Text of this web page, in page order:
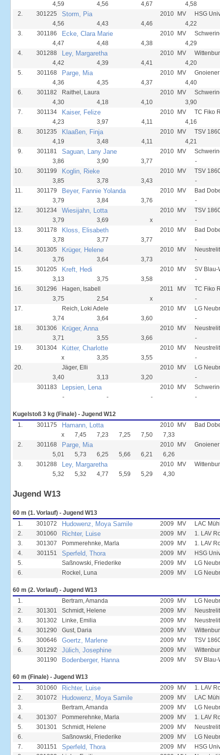
4,59
4,56 4,67
4,58
2.
301225 Storm, Pia 2010 MV
HSG
4,56
4,43 4,46
4,22
3.
301186 Ecke, Clara Marie 2010 MV
4,47
4,48 4,38
4,29
4.
301288 Ley, Margaretha 2010 MV
4,42
4,39 4,41
4,20
5.
301168 Parge, Mia 2010 MV
4,36
4,35 4,37
4,40
6.
301182 Raithel, Laura 2010 MV
4,30
4,18 4,10
3,90
7.
301134 Kaiser, Felize 2010 MV
TC Fiko
4,23
3,97 4,11
4,16
8.
301235 Klaaßen, Finja 2010 MV
TSV
4,19
3,48 4,11
4,21
9.
301181 Saguan, Lany Jane 2010 MV
3,86
3,90 3,77
-
10.
301199 Koglin, Rieke 2010 MV
TSV
3,85
3,78 3,43
-
11.
301179 Beyer, Fannie Yolanda 2010 MV
Bad
3,79
3,84 3,76
-
12.
301234 Wiesijahn, Lotta 2010 MV
TSV
3,79
3,69 x
-
13.
301178 Kloss, Elisabeth 2010 MV
Bad
3,78
3,77 3,77
-
14.
301305 Krüger, Helene 2010 MV
3,76
3,64 3,73
-
15.
301205 Kreft, Hedi 2010 MV
SV Blau-
3,13
3,75 3,58
-
16.
301296 Hagen, Isabell 2011 MV
TC Fiko
3,75
2,54 x
-
17.
Reich, Loki Adele 2010 MV
LG
3,74
3,64 3,60
-
18.
301306 Krüger, Anna 2010 MV
3,71
3,55 3,66
-
19.
301304 Kütter, Charlotte 2010 MV
x
3,35 3,55
-
20.
Jäger, Elli 2010 MV
LG
3,40
3,13 3,20
-
301183
Lepsien, Lena 2010 MV
-
- - -
Kugelstoß 3 kg (Finale) - Jugend W12
1.
301175 Hamann, Lotta 2010 MV
Bad
x
7,45 7,23 7,25 7,50
7,33
2.
301168 Parge, Mia 2010 MV
5,01
5,73 6,25 5,66 6,21
6,26
3.
301288 Ley, Margaretha 2010 MV
5,32
5,32 4,77 5,59 5,29 4,30
Jugend W13
60 m (1. Vorlauf) - Jugend W13
1.
301072 Hudowenz, Moya Samile 2009 MV
LAC
2.
301060 Richter, Luise 2009 MV
1. LAV
3.
301307 Pommerehnke, Marla 2009 MV
1. LAV
4.
301151 Sperfeld, Thora 2009 MV
HSG
5.
Saßnowski, Friederike 2009 MV
LG
6.
Rockel, Luna 2009 MV LG
60 m (2. Vorlauf) - Jugend W13
1.
Bertram, Amanda 2009 MV
LG
2.
301301 Schmidt, Helene 2009 MV
3.
301302 Linke, Emilia 2009 MV
4.
301290 Gust, Daria 2009 MV
5.
300646 Goertz, Marlene 2009 MV
TSV
6.
301292 Jülich, Josephine 2009 MV
301190
Bodenberger, Hanna 2009 MV SV Blau-
60 m (Finale) - Jugend W13
1.
301060 Richter, Luise 2009 MV
1. LAV
2.
301072 Hudowenz, Moya Samile 2009 MV
LAC
3.
Bertram, Amanda 2009 MV
LG
4.
301307 Pommerehnke, Marla 2009 MV
1. LAV
5.
301301 Schmidt, Helene 2009 MV
6.
Saßnowski, Friederike 2009 MV
LG
7.
301151 Sperfeld, Thora 2009 MV
HSG